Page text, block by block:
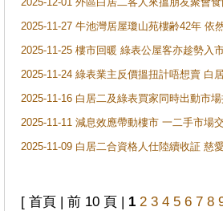
2025-11-27 牛池灣居屋瓊山苑樓齢42年 依
2025-11-25 樓市回暖 綠表公屋客亦趁勢入
2025-11-24 綠表業主反價搵扭計唔想賣 白
2025-11-16 白居二及綠表買家同時出動市
2025-11-11 減息效應帶動樓市 一二手市場
2025-11-09 白居二合資格人仕陸續收証 慈
[ 首頁 | 前 10 頁 | 1 2 3 4 5 6 7 8